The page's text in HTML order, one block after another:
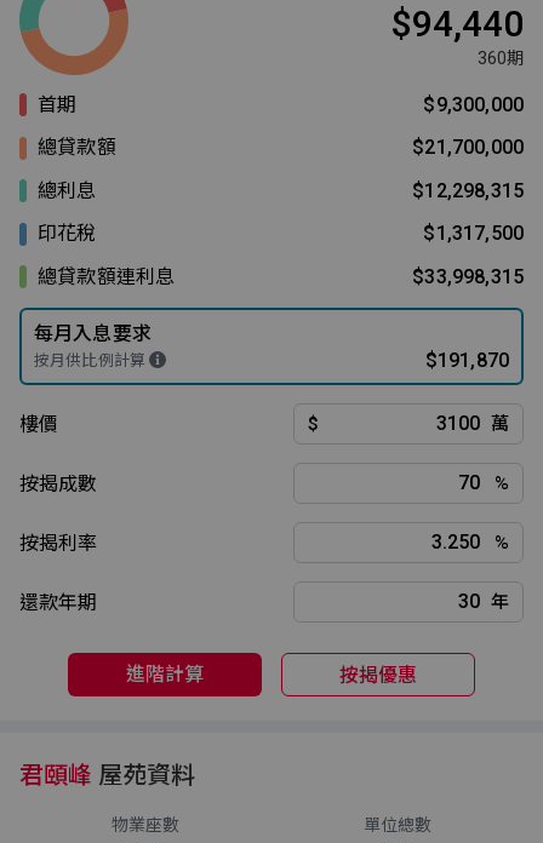
$94,440
360期
首期
$9,300,000
總貸款額
$21,700,000
總利息
$12,298,315
印花稅
$1,317,500
總貸款額連利息
$33,998,315
每月入息要求
按月供比例計算 $191,870
樓價 $ 萬
按揭成數 %
按揭利率 %
還款年期 年
進階計算 按揭優惠
君頤峰 屋苑資料
物業座數 單位總數